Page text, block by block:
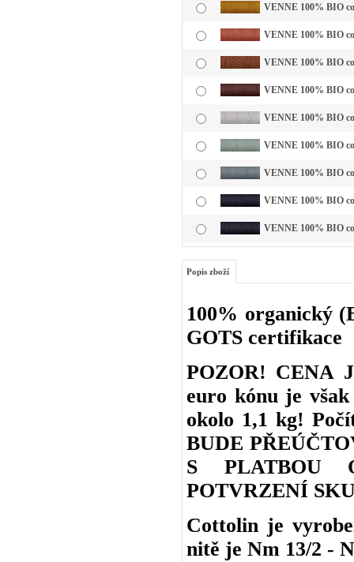
VENNE 100% BIO
VENNE 100% BIO
VENNE 100% BIO
VENNE 100% BIO
VENNE 100% BIO
VENNE 100% BIO
VENNE 100% BIO
VENNE 100% BIO
VENNE 100% BIO
Popis zboží
100% organický
GOTS certifikace
POZOR! CENA
euro kónu je
okolo 1,1 kg!
BUDE
S PLATBOU
POTVRZENÍ
Cottolin je
nitě je Nm 13/2 -